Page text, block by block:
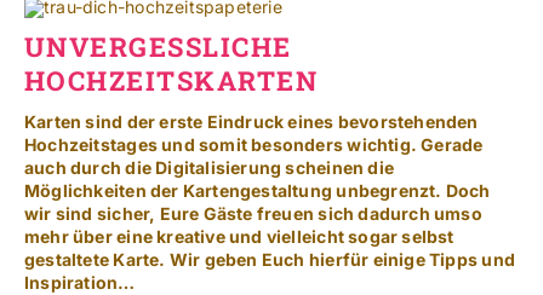
Mehr
SUCHE
NACH:
Leichte Sprache
UNVERGESSLICHE
HOCHZEITSKARTEN
Karten sind der erste Eindruck eines bevorstehenden
Hochzeitstages und somit besonders wichtig. Gerade
auch durch die Digitalisierung scheinen die
Möglichkeiten der Kartengestaltung unbegrenzt. Doch
wir sind sicher, Eure Gäste freuen sich dadurch umso
mehr über eine kreative und vielleicht sogar selbst
gestaltete Karte. Wir geben Euch hierfür einige Tipps und
Inspiration…